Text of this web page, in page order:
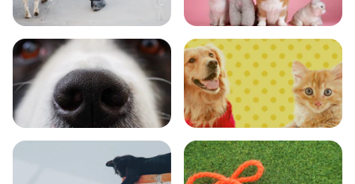
おでかけ 図鑑
エンタメ クイズ